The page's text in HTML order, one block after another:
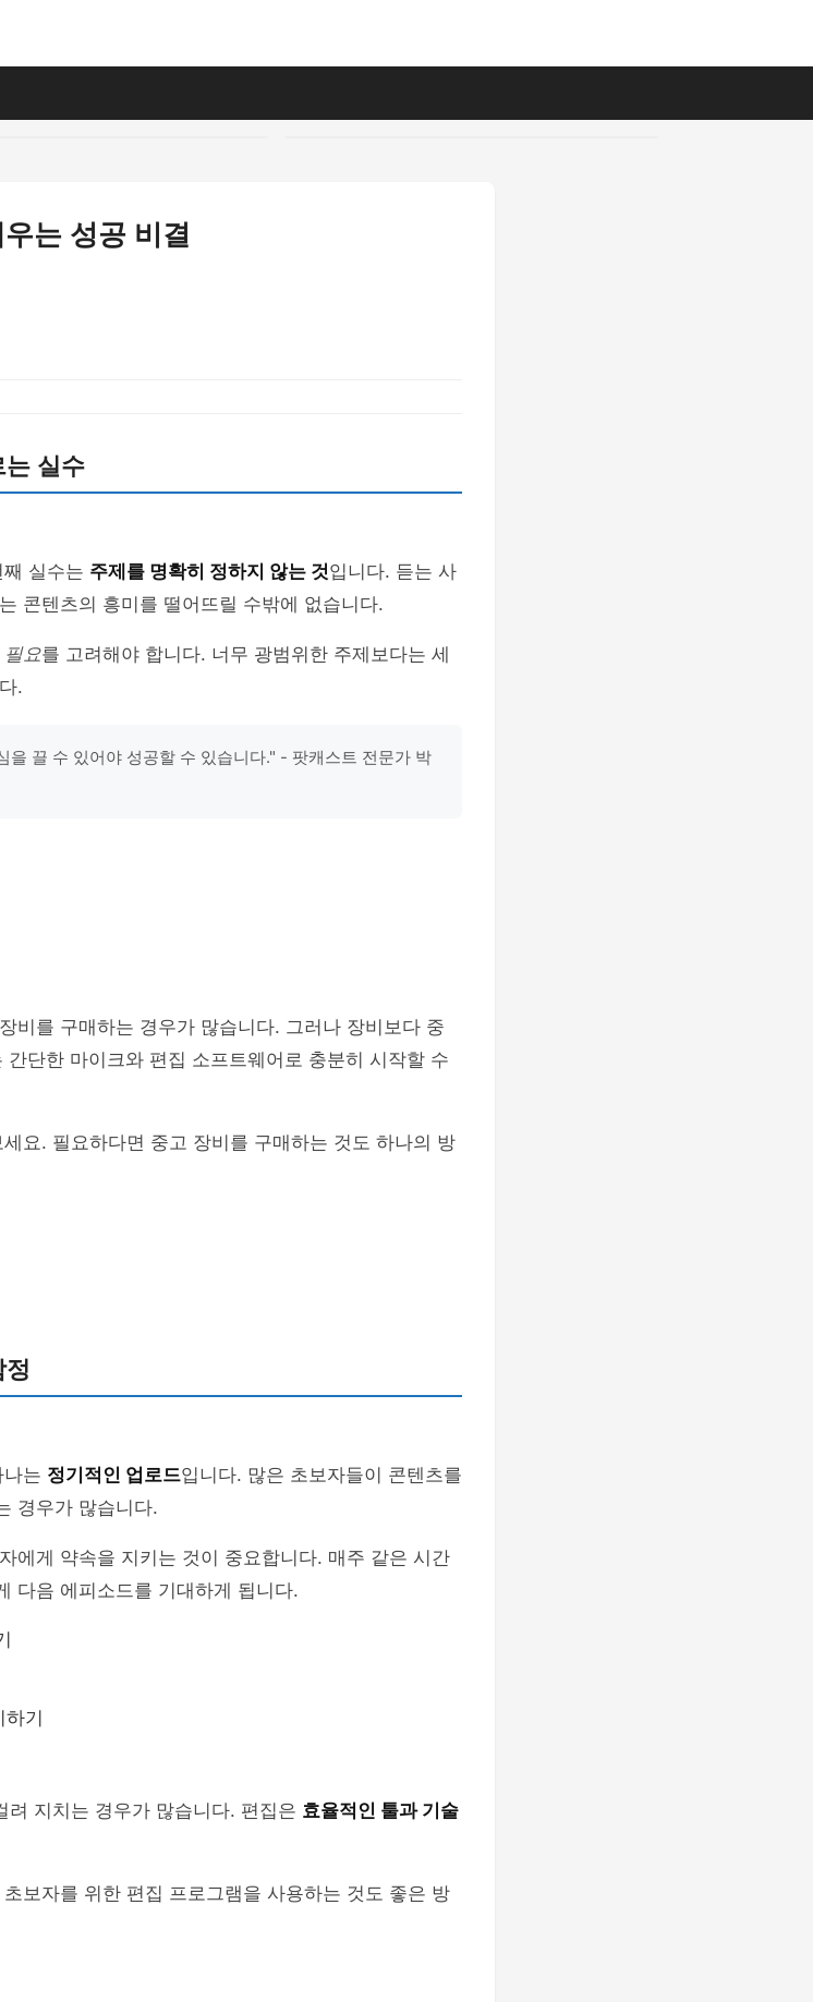
는 성공 비결
는 실수
실수는 주제를 명확히 정하지 않는 것입니다. 듣는 사
콘텐츠의 흥미를 떨어뜨릴 수밖에 없습니다.
필요를 고려해야 합니다. 너무 광범위한 주제보다는 세
.
을 끌 수 있어야 성공할 수 있습니다." - 팟캐스트 전문가 박
비를 구매하는 경우가 많습니다. 그러나 장비보다 중
간단한 마이크와 편집 소프트웨어로 충분히 시작할 수
요. 필요하다면 중고 장비를 구매하는 것도 하나의 방
는 정기적인 업로드입니다. 많은 초보자들이 콘텐츠를
경우가 많습니다.
에게 약속을 지키는 것이 중요합니다. 매주 같은 시간
다음 에피소드를 기대하게 됩니다.
기
지치는 경우가 많습니다. 편집은 효율적인 툴과 기술
보자를 위한 편집 프로그램을 사용하는 것도 좋은 방